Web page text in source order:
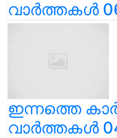
വാർത്തകൾ
ഇന്നത്തെ
വാർത്തകൾ